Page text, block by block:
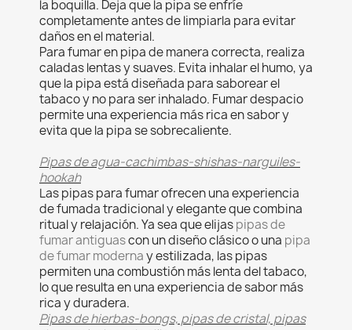
la boquilla. Deja que la pipa se enfríe
completamente antes de limpiarla para evitar
daños en el material.
Para fumar en pipa de manera correcta, realiza
caladas lentas y suaves. Evita inhalar el humo, ya
que la pipa está diseñada para saborear el
tabaco y no para ser inhalado. Fumar despacio
permite una experiencia más rica en sabor y
evita que la pipa se sobrecaliente.
Pipas de agua-cachimbas-shishas-narguiles-
hookah
Las pipas para fumar ofrecen una experiencia
de fumada tradicional y elegante que combina
ritual y relajación. Ya sea que elijaspipas de
fumar antiguascon un diseño clásico o una pipa
de fumar modernay estilizada, las pipas
permiten una combustión más lenta del tabaco,
lo que resulta en una experiencia de sabor más
rica y duradera.
Pipas de hierbas-bongs, pipas de cristal, pipas